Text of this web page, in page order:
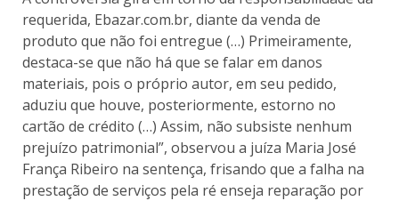
requerida, Ebazar.com.br, diante da venda de
produto que não foi entregue (…) Primeiramente,
destaca-se que não há que se falar em danos
materiais, pois o próprio autor, em seu pedido,
aduziu que houve, posteriormente, estorno no
cartão de crédito (…) Assim, não subsiste nenhum
prejuízo patrimonial”, observou a juíza Maria José
França Ribeiro na sentença, frisando que a falha na
prestação de serviços pela ré enseja reparação por